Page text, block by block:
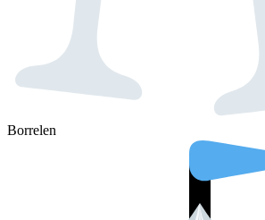
Borrelen